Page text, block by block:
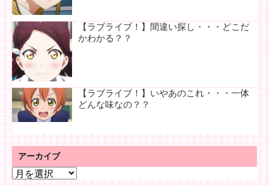
【ラブライブ！】間違い探し・・・どこだ
かわかる？？
【ラブライブ！】いやあのこれ・・・一体
どんな味なの？？
アーカイブ
ア